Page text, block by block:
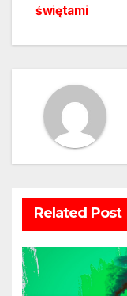
świętami
Related Post